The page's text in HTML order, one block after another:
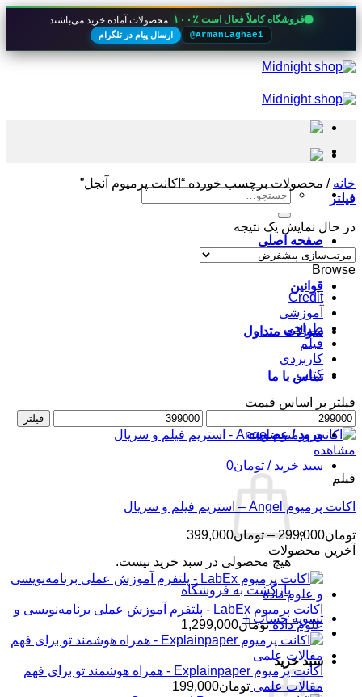
فروشگاه کاملاً فعال است ۱۰۰٪ محصولات آماده خرید می‌باشند
@ArmanLaghaei ارسال پیام در تلگرام
Skip
to
جستجو
صفحه اصلی
قوانین
سوالات متداول
تماس با ما
ورود / عضویت
سبد خرید / تومان0
هیچ محصولی در سبد خرید نیست.
بازگشت به فروشگاه
تسویه حساب +
سبد خرید
خانه / محصولات برچسب خورده “اکانت پرمیوم آنجل”
فیلتر
در حال نمایش یک نتیجه
Browse
Credit
آموزشی
طراحی
فیلم
کاربردی
کتاب
فیلتر بر اساس قیمت
حداقل
قیمت
حداکثر
قیمت
فیلتر
مشاهده
فیلم
اکانت پرمیوم Angel – استریم فیلم و سریال
تومان299,000
– تومان399,000محدوده
تومان299,000
تا
تومان399,000
آخرین محصولات
اکانت پرمیوم LabEx - پلتفرم آموزش عملی برنامه‌نویسی و
علوم داده تومان1,299,000
اکانت پرمیوم Explainpaper - همراه هوشمند تو برای فهم
مقالات علمی تومان199,000